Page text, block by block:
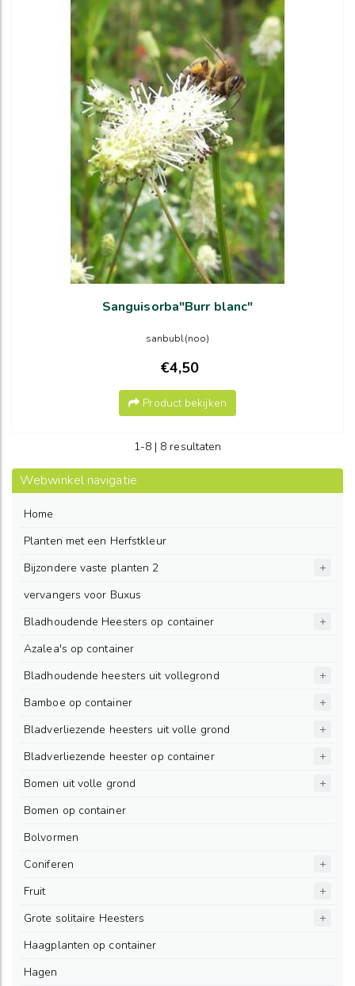
Sanguisorba"Burr blanc"
sanbubl(noo)
€4,50
Product bekijken
1-8 | 8 resultaten
Webwinkel navigatie
Home
Planten met een Herfstkleur
Bijzondere vaste planten 2
vervangers voor Buxus
Bladhoudende Heesters op container
Azalea's op container
Bladhoudende heesters uit vollegrond
Bamboe op container
Bladverliezende heesters uit volle grond
Bladverliezende heester op container
Bomen uit volle grond
Bomen op container
Bolvormen
Coniferen
Fruit
Grote solitaire Heesters
Haagplanten op container
Hagen